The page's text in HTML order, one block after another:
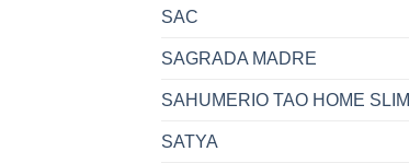
SAC
SAGRADA MADRE
SAHUMERIO TAO HOME SLIM
SATYA